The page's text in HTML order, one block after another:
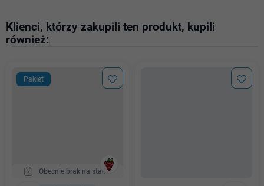
Klienci, którzy zakupili ten produkt, kupili
również:
Pakiet
Obecnie brak na stanie